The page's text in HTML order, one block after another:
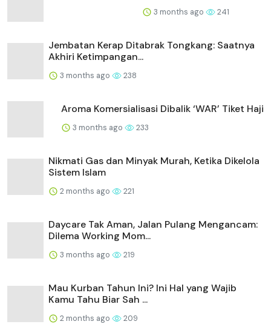
3 months ago 241
Jembatan Kerap Ditabrak Tongkang: Saatnya
Akhiri Ketimpangan...
3 months ago 238
Aroma Komersialisasi Dibalik ‘WAR’ Tiket Haji
3 months ago 233
Nikmati Gas dan Minyak Murah, Ketika Dikelola
Sistem Islam
2 months ago 221
Daycare Tak Aman, Jalan Pulang Mengancam:
Dilema Working Mom...
3 months ago 219
Mau Kurban Tahun Ini? Ini Hal yang Wajib
Kamu Tahu Biar Sah ...
2 months ago 209